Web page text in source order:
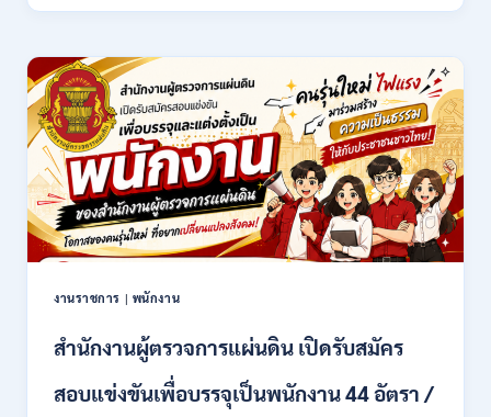
ราช
ล้าน
เชียงใหม่
เปิด
รับ
สมัคร
คัด
เลือก
บุคคล
เพื่อ
เป็น
ชั่วคราว
หลาย
อัตรา
/
งานราชการ | พนักงาน
สำนักงานผู้ตรวจการแผ่นดิน เปิดรับสมัคร
สอบแข่งขันเพื่อบรรจุเป็นพนักงาน 44 อัตรา /